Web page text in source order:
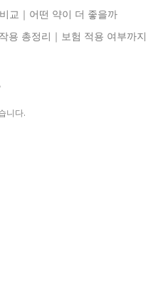
교｜어떤 약이 더 좋을까
용 총정리｜보험 적용 여부까지
니다.